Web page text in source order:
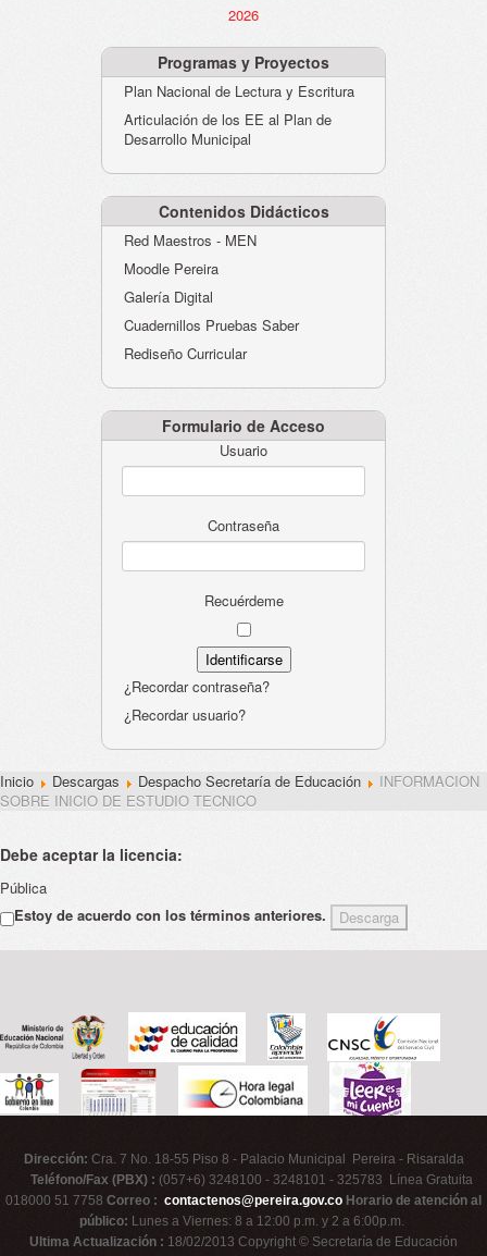
2026
Programas y Proyectos
Plan Nacional de Lectura y Escritura
Articulación de los EE al Plan de
Desarrollo Municipal
Contenidos Didácticos
Red Maestros - MEN
Moodle Pereira
Galería Digital
Cuadernillos Pruebas Saber
Rediseño Curricular
Formulario de Acceso
Usuario
Contraseña
Recuérdeme
¿Recordar contraseña?
¿Recordar usuario?
Inicio Descargas Despacho Secretaría de Educación
INFORMACION
SOBRE INICIO DE ESTUDIO TECNICO
Debe aceptar la licencia:
Pública
Estoy de acuerdo con los términos anteriores.
Dirección: Cra. 7 No. 18-55 Piso 8 - Palacio Municipal Pereira - Risaralda
Teléfono/Fax (PBX) : (057+6) 3248100 - 3248101 - 325783 Línea Gratuita
018000 51 7758 Correo : contactenos@pereira.gov.co Horario de atención al
público: Lunes a Viernes: 8 a 12:00 p.m. y 2 a 6:00p.m.
Ultima Actualización : 18/02/2013 Copyright © Secretaría de Educación